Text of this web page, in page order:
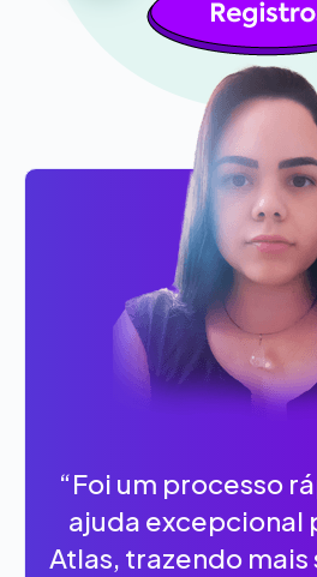
“Foi um processo
ajuda excepcional
Atlas, trazendo